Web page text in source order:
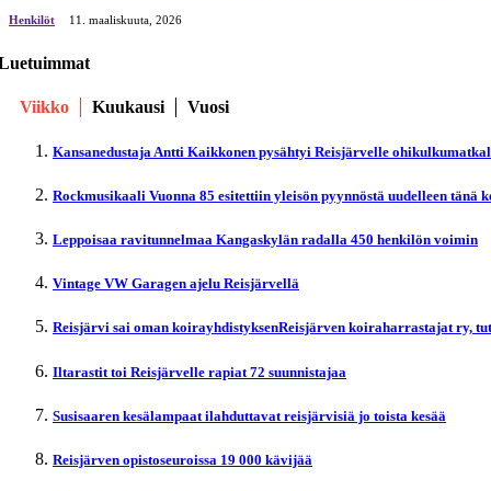
Henkilöt 11. maaliskuuta, 2026
Viikko Kuukausi Vuosi
Kansanedustaja Antti Kaikkonen pysähtyi Reisjärvelle
Rockmusikaali Vuonna 85 esitettiin yleisön pyynnöstä uudelleen tänä
Leppoisaa ravitunnelmaa Kangaskylän radalla 450 henkilön voimin
Vintage VW Garagen ajelu Reisjärvellä
Reisjärvi sai oman koirayhdistyksenReisjärven koiraharrastajat ry,
Iltarastit toi Reisjärvelle rapiat 72 suunnistajaa
Susisaaren kesälampaat ilahduttavat reisjärvisiä jo toista kesää
Reisjärven opistoseuroissa 19 000 kävijää